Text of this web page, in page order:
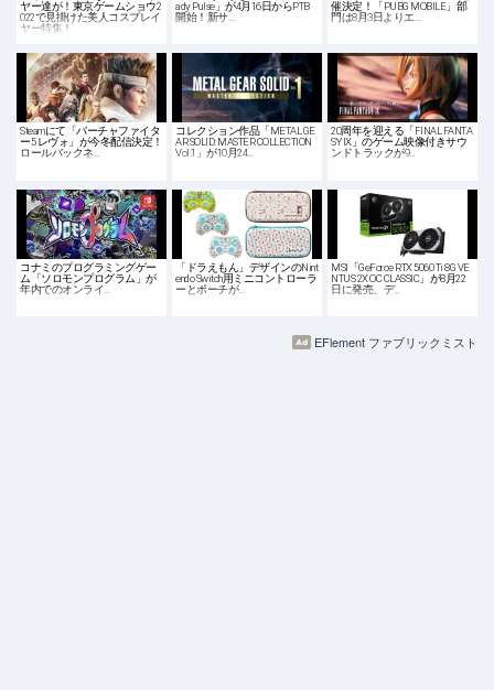
ヤー達が！東京ゲームショウ2
022で見掛けた美人コスプレイ
ヤー特集！
ady Pulse」が4月16日からPTB
開始！新サ…
催決定！「PUBG MOBILE」部
門は8月3日よりエ…
Steamにて「バーチャファイタ
ー5 レヴォ」が今冬配信決定！
ロールバックネ…
コレクション作品「METAL GE
AR SOLID: MASTER COLLECTION
Vol.1」が10月24…
20周年を迎える「FINAL FANTA
SY IX」のゲーム映像付きサウ
ンドトラックが9…
コナミのプログラミングゲー
ム「ソロモンプログラム」が
年内でのオンライ…
「ドラえもん」デザインのNint
endo Switch用ミニコントローラ
ーとポーチが…
MSI「GeForce RTX 5060 Ti 8G VE
NTUS 2X OC CLASSIC」が8月22
日に発売、デ…
EFlement ファブリックミスト